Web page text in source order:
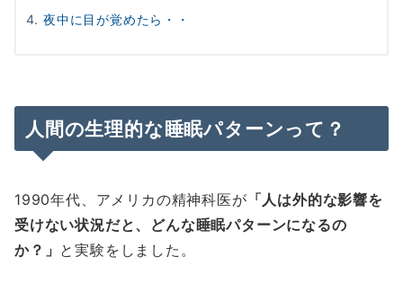
夜中に目が覚めたら・・
人間の生理的な睡眠パターンって？
1990年代、アメリカの精神科医が 「人は外的な影響を
受けない状況だと、どんな睡眠パターンになるの
か？」 と実験をしました。